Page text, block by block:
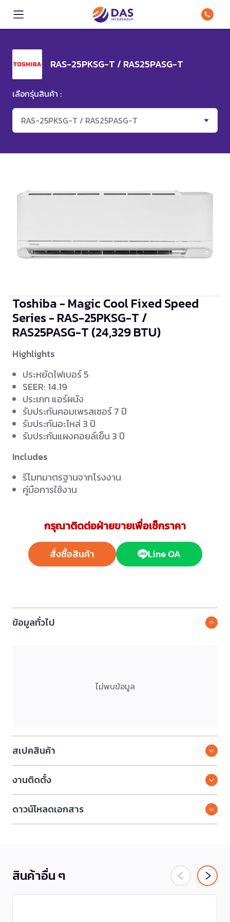
RAS-25PKSG-T / RAS25PASG-T
เลือกรุ่นสินค้า :
RAS-25PKSG-T / RAS25PASG-T
Toshiba - Magic Cool Fixed Speed
Series - RAS-25PKSG-T /
RAS25PASG-T (24,329 BTU)
Highlights
ประหยัดไฟเบอร์ 5
SEER: 14.19
ประเภท แอร์ผนัง
รับประกันคอมเพรสเซอร์ 7 ปี
รับประกันอะไหล่ 3 ปี
รับประกันแผงคอยล์เย็น 3 ปี
Includes
รีโมทมาตรฐานจากโรงงาน
คู่มือการใช้งาน
กรุณาติดต่อฝ่ายขายเพื่อเช็กราคา
สั่งซื้อสินค้า Line OA
ข้อมูลทั่วไป
ไม่พบข้อมูล
สเปคสินค้า
งานติดตั้ง
ดาวน์โหลดเอกสาร
สินค้าอื่น ๆ